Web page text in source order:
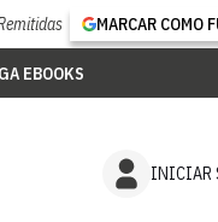
MARCAR COMO
EBOOKS
INICIAR